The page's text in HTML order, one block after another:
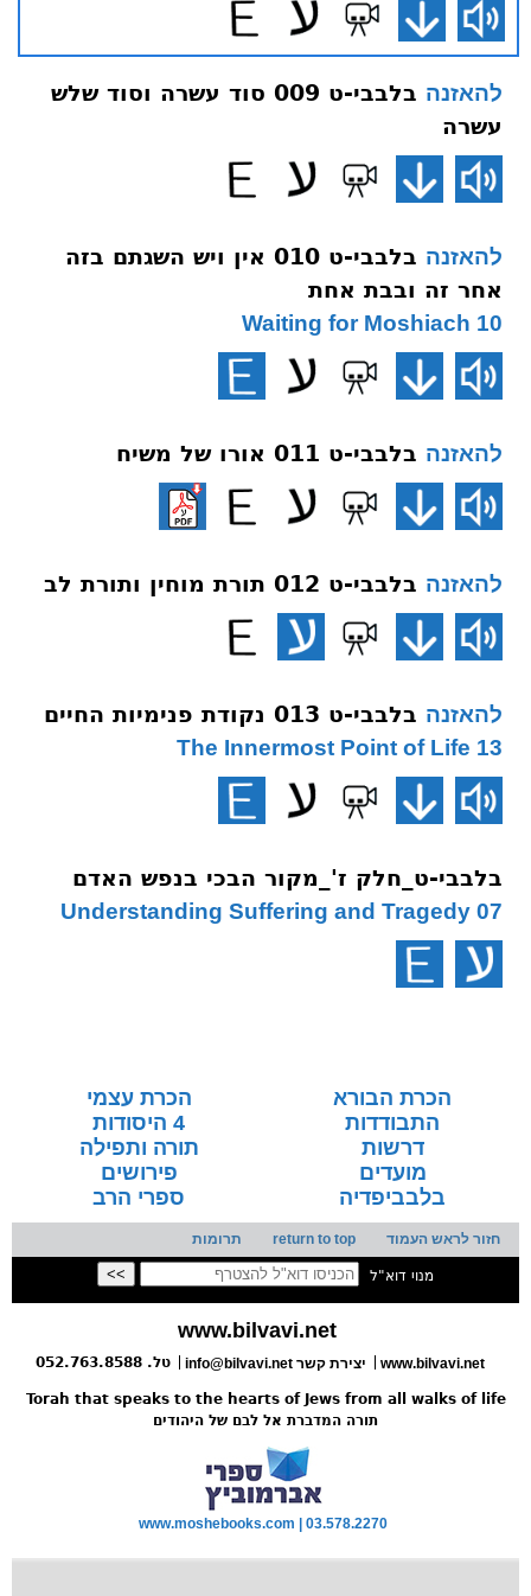
להאזנה
בלבבי-ט 009 סוד עשרה וסוד שלש
עשרה
להאזנה
בלבבי-ט 010 אין ויש השגתם בזה
אחר זה ובבת אחת
10 Waiting for Moshiach
להאזנה בלבבי-ט 011 אורו של משיח
להאזנה בלבבי-ט 012 תורת מוחין ותורת לב
להאזנה בלבבי-ט 013 נקודת פנימיות החיים
13 The Innermost Point of Life
בלבבי-ט_חלק ז'_מקור הבכי בנפש האדם
07 Understanding Suffering and Tragedy
הכרת הבורא
הכרת עצמי
התבודדות
4 היסודות
דרשות
תורה ותפילה
מועדים
פירושים
בלבביפדיה
ספרי הרב
חזור לראש העמוד return to top תרומות
מנוי דוא"ל
www.bilvavi.net
www.bilvavi.net info@bilvavi.net יצירת קשר טל. 052.763.8588
Torah that speaks to the hearts of Jews from all walks of life
תורה המדברת אל לבם של היהודים
www.moshebooks.com | 03.578.2270